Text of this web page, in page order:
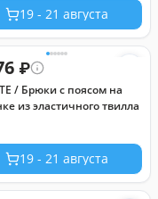
19 - 21 августа
₽
/ Брюки с поясом на
из эластичного твилла
19 - 21 августа